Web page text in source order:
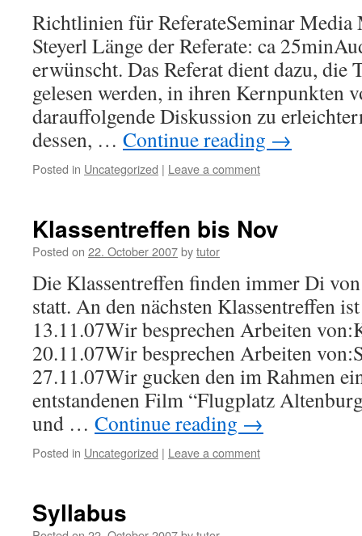
Richtlinien für ReferateSeminar
Steyerl Länge der Referate: ca
erwünscht. Das Referat dient dazu, die
gelesen werden, in ihren Kernpunkten
darauffolgende Diskussion zu
dessen, … Continue reading →
Posted in Uncategorized | Leave a comment
Klassentreffen bis Nov
Posted on 22. October 2007bytutor
Die Klassentreffen finden immer Di
statt. An den nächsten Klassentreffen
13.11.07Wir besprechen Arbeiten
20.11.07Wir besprechen Arbeiten
27.11.07Wir gucken den im Rahmen
entstandenen Film “Flugplatz
und … Continue reading →
Posted in Uncategorized | Leave a comment
Syllabus